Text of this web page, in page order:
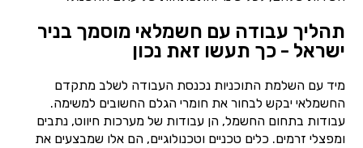
תהליך עבודה עם חשמלאי מוסמך בניר
ישראל - כך תעשו זאת נכון
מיד עם השלמת התוכניות נכנסת העבודה לשלב מתקדם
החשמלאי יבקש לבחור את חומרי הגלם החשובים למשימה.
עבודות בתחום החשמל, הן עבודות של מערכות חיווט, נתבים
ומפצלי זרמים. כלים טכניים וטכנולוגיים, הם אלו שמבצעים את